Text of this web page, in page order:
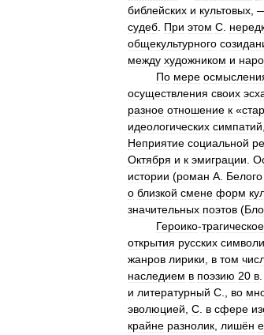
библейских и культовых ,
судеб При этом С
общекультурного
между художником и
По мере
осуществления своих
разное отношение к «
идеологических симпатий
Неприятие социальной
Октября и к эмиграции
истории (роман А Белого
о близкой смене форм
значительных поэтов (
Героико-трагическое
открытия русских
жанров лирики в том
наследием в поэзию 20 в
и литературный С во
эволюцией С в сфере
крайне разнолик лишён